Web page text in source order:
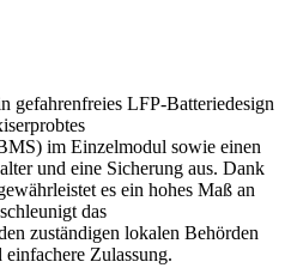
gefahrenfreies LFP-Batteriedesign
im Einzelmodul sowie einen
und eine Sicherung aus. Dank
es ein hohes Maß an
das
zuständigen lokalen Behörden
Zulassung.